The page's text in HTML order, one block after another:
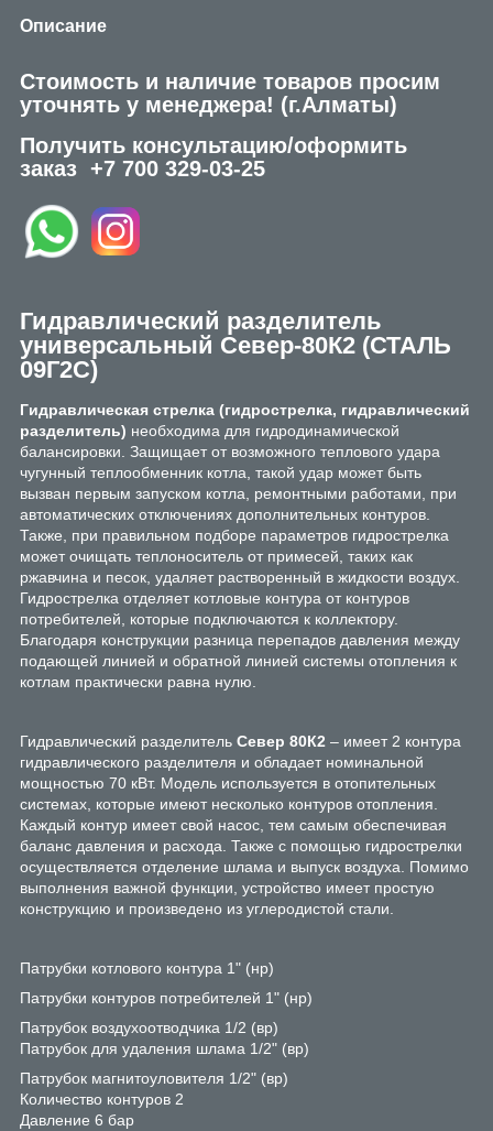
Описание
Стоимость и наличие товаров просим
уточнять у менеджера! (г.Алматы)
Получить консультацию/оформить
заказ +7 700 329-03-25
Гидравлический разделитель
универсальный Север-80К2 (СТАЛЬ
09Г2С)
Гидравлическая стрелка (гидрострелка, гидравлический
разделитель) необходима для гидродинамической
балансировки. Защищает от возможного теплового удара
чугунный теплообменник котла, такой удар может быть
вызван первым запуском котла, ремонтными работами, при
автоматических отключениях дополнительных контуров.
Также, при правильном подборе параметров гидрострелка
может очищать теплоноситель от примесей, таких как
ржавчина и песок, удаляет растворенный в жидкости воздух.
Гидрострелка отделяет котловые контура от контуров
потребителей, которые подключаются к коллектору.
Благодаря конструкции разница перепадов давления между
подающей линией и обратной линией системы отопления к
котлам практически равна нулю.
Гидравлический разделитель Север 80К2 – имеет 2 контура
гидравлического разделителя и обладает номинальной
мощностью 70 кВт. Модель используется в отопительных
системах, которые имеют несколько контуров отопления.
Каждый контур имеет свой насос, тем самым обеспечивая
баланс давления и расхода. Также с помощью гидрострелки
осуществляется отделение шлама и выпуск воздуха. Помимо
выполнения важной функции, устройство имеет простую
конструкцию и произведено из углеродистой стали.
Патрубки котлового контура 1" (нр)
Патрубки контуров потребителей 1" (нр)
Патрубок воздухоотводчика 1/2 (вр)
Патрубок для удаления шлама 1/2" (вр)
Патрубок магнитоуловителя 1/2" (вр)
Количество контуров 2
Давление 6 бар